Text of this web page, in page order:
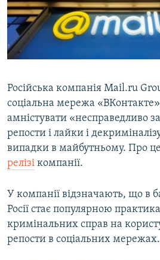
ВІДЕОУРОКИ «ELIFBE»
СВІДЧЕННЯ ОКУПАЦІЇ
УКРАЇНСЬКА ПРОБЛЕМА КРИМУ
Русский
Qırımtatar
Усі сайти RFE/RL
Російська компанія Mail.ru
соціальна мережа
амністувати «несправедливо
репости і лайки і
випадки в майбутньому. Про
релізі компанії.
У компанії відзначають, що в
Росії стає популярною
кримінальних справ на
репости в соціальних мережах.